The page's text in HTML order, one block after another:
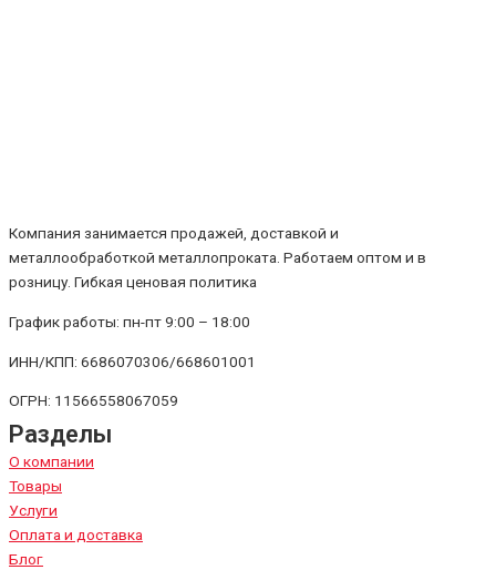
Компания занимается продажей, доставкой и
металлообработкой металлопроката. Работаем оптом и в
розницу. Гибкая ценовая политика
График работы: пн-пт 9:00 – 18:00
ИНН/КПП: 6686070306/668601001
ОГРН: 11566558067059
Разделы
О компании
Товары
Услуги
Оплата и доставка
Блог